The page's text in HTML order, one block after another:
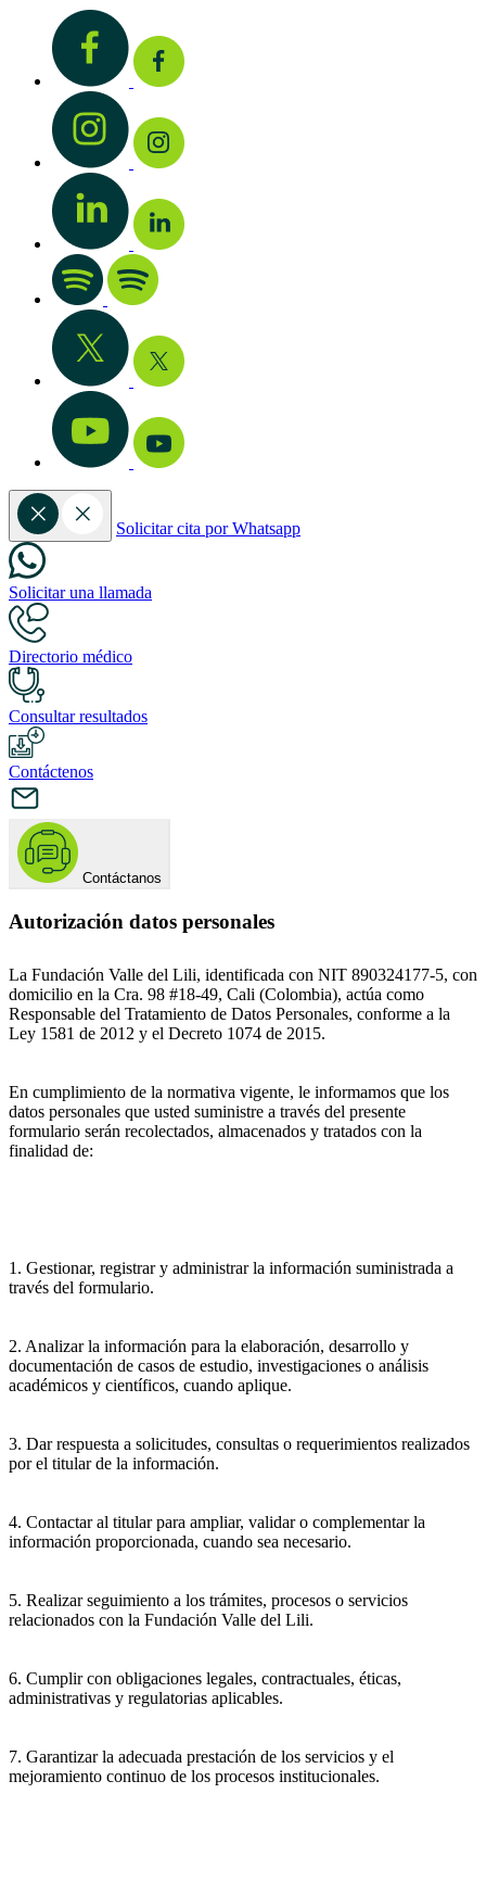
Solicitar cita por Whatsapp
Solicitar una llamada
Directorio médico
Consultar resultados
Contáctenos
Contáctanos
Autorización datos personales
La Fundación Valle del Lili, identificada con NIT 890324177-5, con
domicilio en la Cra. 98 #18-49, Cali (Colombia), actúa como
Responsable del Tratamiento de Datos Personales, conforme a la
Ley 1581 de 2012 y el Decreto 1074 de 2015.
En cumplimiento de la normativa vigente, le informamos que los
datos personales que usted suministre a través del presente
formulario serán recolectados, almacenados y tratados con la
finalidad de:
1. Gestionar, registrar y administrar la información suministrada a
través del formulario.
2. Analizar la información para la elaboración, desarrollo y
documentación de casos de estudio, investigaciones o análisis
académicos y científicos, cuando aplique.
3. Dar respuesta a solicitudes, consultas o requerimientos realizados
por el titular de la información.
4. Contactar al titular para ampliar, validar o complementar la
información proporcionada, cuando sea necesario.
5. Realizar seguimiento a los trámites, procesos o servicios
relacionados con la Fundación Valle del Lili.
6. Cumplir con obligaciones legales, contractuales, éticas,
administrativas y regulatorias aplicables.
7. Garantizar la adecuada prestación de los servicios y el
mejoramiento continuo de los procesos institucionales.